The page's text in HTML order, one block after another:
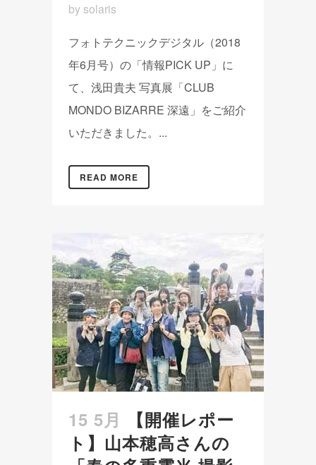
by solaris
フォトテクニックデジタル（2018
年6月号）の「情報PICK UP」に
て、浅田貴夫 写真展「CLUB
MONDO BIZARRE 深遠」をご紹介
いただきました。...
READ MORE
15 5月
【開催レポー
ト】山本穂高さんの